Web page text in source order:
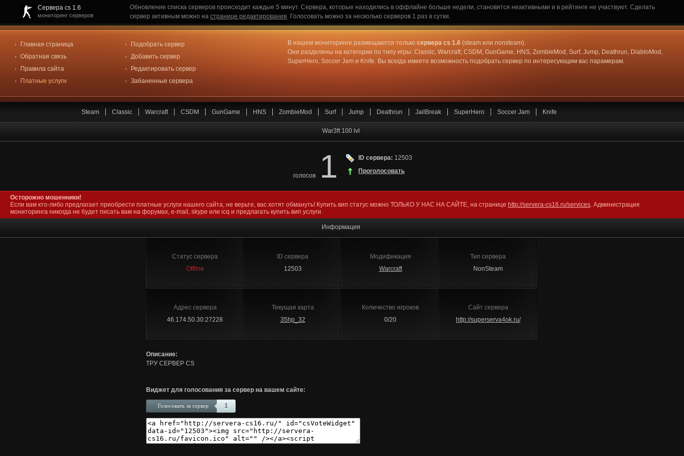
Сервера cs 1.6
мониторинг серверов
Обновление списка серверов происходит каждые 5 минут. Сервера, которые находились в оффлайне больше недели, становятся неактивными и в рейтинге не участвуют. Сделать
сервер активным можно на странице редактирования. Голосовать можно за несколько серверов 1 раз в сутки.
Главная страница
Обратная связь
Правила сайта
Платные услуги
Подобрать сервер
Добавить сервер
Редактировать сервер
Забаненные сервера
В нашем мониторинге размещаются только сервера cs 1.6(steam или nonsteam).
Они разделены на категории по типу игры: Classic, Warcraft, CSDM, GunGame, HNS, ZombieMod, Surf, Jump, Deathrun, DiabloMod,
SuperHero, Soccer Jam и Knife. Вы всегда имеете возможность подобрать сервер по интересующим вас парамерам.
Steam Classic Warcraft CSDM GunGame HNS ZombieMod Surf Jump Deathrun JailBreak SuperHero Soccer Jam Knife
War3ft 100 lvl
голосов 1 ID сервера: 12503
Проголосовать
Осторожно мошенники!
Если вам кто-либо предлагает приобрести платные услуги нашего сайта, не верьте, вас хотят обмануть! Купить вип статус можно ТОЛЬКО У НАС НА САЙТЕ, на странице http://servera-cs16.ru/services. Администрация
мониторинга никогда не будет писать вам на форумах, e-mail, skype или icq и предлагать купить вип услуги.
Информация
Статус сервера
Offline
ID сервера
12503
Модификация
Warcraft
Тип сервера
NonSteam
Адрес сервера
46.174.50.30:27228
Текущая карта
35hp_32
Количество игроков
0/20
Сайт сервера
http://superserva4ok.ru/
Описание:
ТРУ СЕРВЕР CS
Виджет для голосования за сервер на вашем сайте:
1
Голосовать за сервер